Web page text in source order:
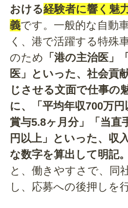
おける経験者に響く魅
義です。一般的な自動
く、港で活躍する特殊
のため 「港の主治医」
医」といった、社会貢
じさせる文面で仕事の
に、「平均年収700万
賞与5.8ヶ月分」「当直
円以上」といった、収
な数字を算出して明記。
と、働きやすさで、同
し、応募への後押しを